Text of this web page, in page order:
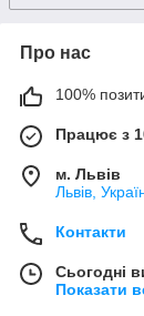
Про нас
100%
Працює з
м. Львів
Львів,
Контакти
Сьогодні
Показати